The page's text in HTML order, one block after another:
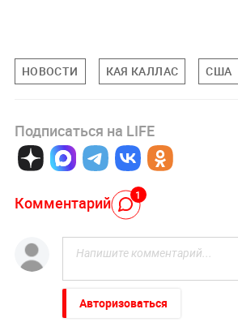
НОВОСТИ КАЯ КАЛЛАС США
Подписаться на LIFE
Комментарий 1
Авторизоваться